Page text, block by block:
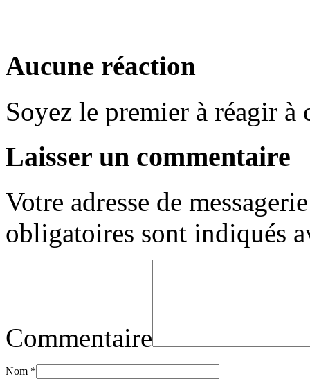
Aucune réaction
Soyez le premier à réagir à
Laisser un commentaire
Votre adresse de
obligatoires sont indiqués
Commentaire
Nom *